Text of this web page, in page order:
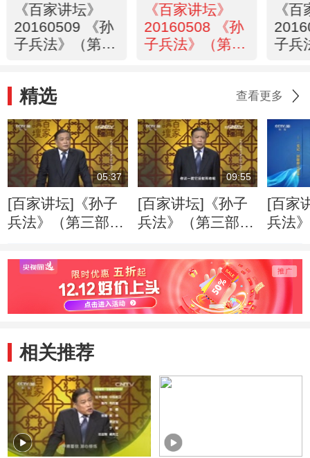
《百家讲坛》
20160509 《孙
子兵法》（第三
《百家讲坛》
20160508 《孙
子兵法》（第三
《
子兵
精选 查看更多
05:37
[百家讲坛]《孙子
兵法》（第三部）
顿的爱兵
09:55
[百家讲坛]《孙子
兵法》（第三部）
桓公的以德报怨
[百家
兵法
齐威
到“一
相关推荐